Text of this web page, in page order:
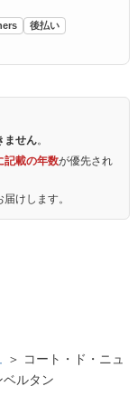
後払い
ません。
記載の年数が優先され
届けします。
＞ コート・ド・ニュ
ルタン